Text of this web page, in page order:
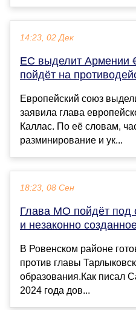
14:23, 02 Дек
ЕС выделит Армении
пойдёт на
Европейский союз
заявила глава
Каллас. По её словам,
разминирование и ук...
18:23, 08 Сен
Глава МО пойдёт под
и незаконно
В Ровенском районе
против главы
образования.Как писал
2024 года дов...